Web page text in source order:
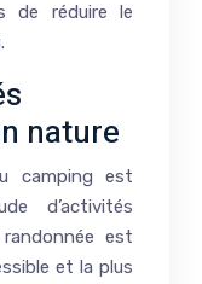
de réduire le
nature
camping est
d’activités
est
et la plus